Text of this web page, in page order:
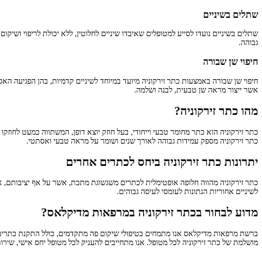
שתלים בשיניים
שתלים בשיניים נועדו לסייע למטופלים שאיבדו שיניים לחלוטין, ללא יכולת לריפוי
גבוהה.
חיפוי שן שבורה
חיפוי שן שבורה באמצעות כתר זירקוניה מיועד במיוחד לשיניים קדמיות, בהן
אשר ייצור מראה שן טבעית, לבנה ושלמה.
מהו כתר זירקוניה?
כתר זירקוניה הוא כתר מחומר טבעי וייחודי, בעל חוזק יוצא דופן, המשתווה כמעט
כתר זירקוניה מספק עמידות גבוהה לאורך שנים ושומר על מראה טבעי ואסתטי.
יתרונות כתר זירקוניה ביחס לכתרים אחרים
כתר זירקוניה מהווה חלופה אופטימלית לכתרים משגשוגת מתכת, אשר על אף יציבותם,
לשיניים אחוריות הנתונות לעומסי לעיסה גבוהים.
מדוע לבחור בכתר זירקוניה במרפאות מדיקלאס?
ברשת מרפאות מדיקלאס אנו מתמחים בטיפולי שיקום פה מתקדמים, כולל התקנת
מושלמת של כתר זירקוניה לכל מטופל. אנו מתחייבים להעניק לכל מטופל יחס אישי,